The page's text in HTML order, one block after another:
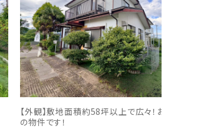
【外観】敷地面積約58坪以上で広々！お庭付き
の物件です！